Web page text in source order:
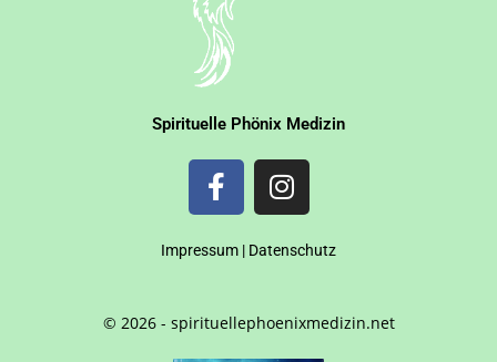
Spirituelle Phönix Medizin
Impressum | Datenschutz
© 2026 - spirituellephoenixmedizin.net